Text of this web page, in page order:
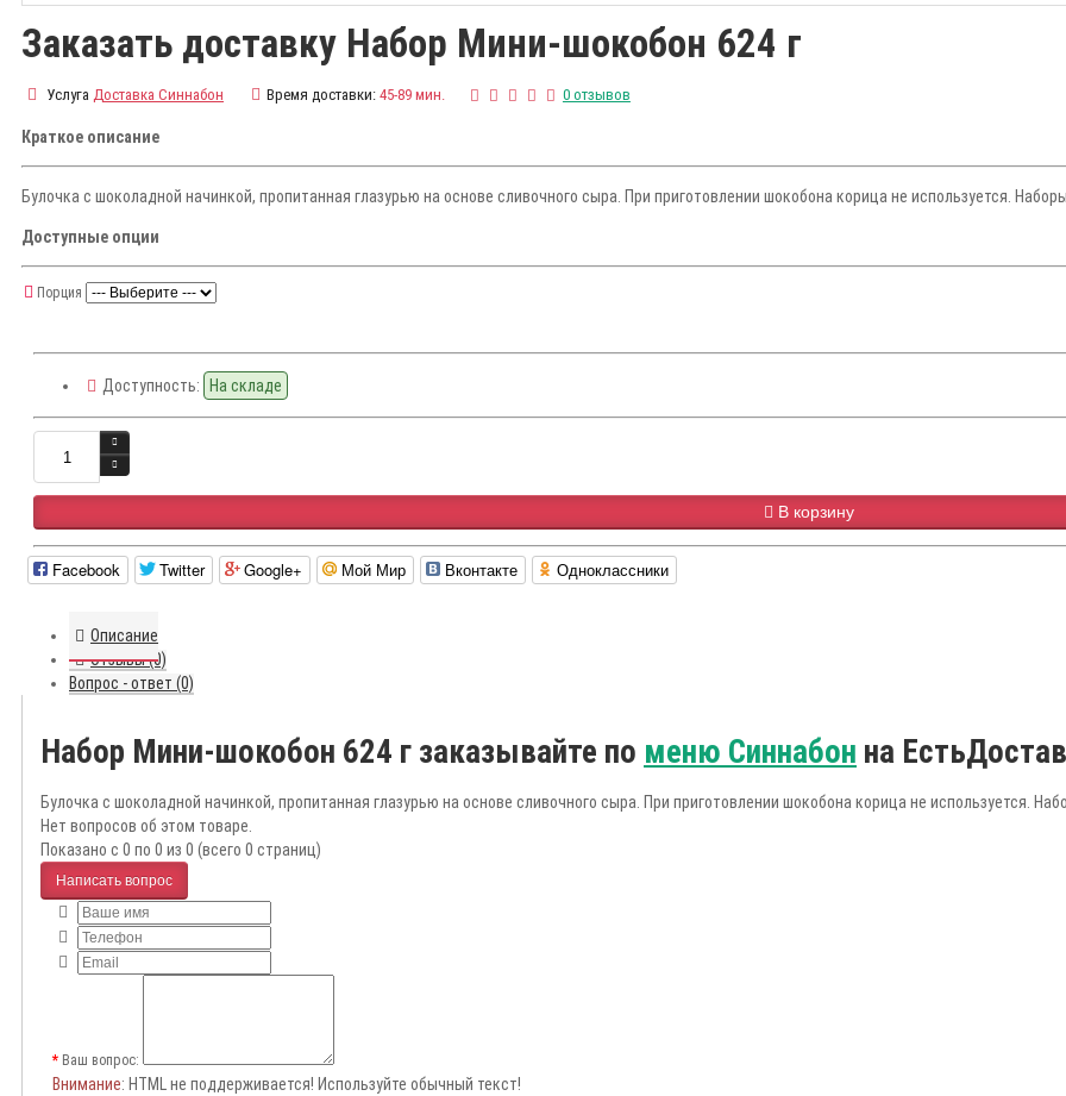
Заказать доставку Набор Мини-шокобон 624 г
Услуга Доставка Синнабон Время доставки: 45-89 мин. 0 отзывов
Краткое описание
Булочка с шоколадной начинкой, пропитанная глазурью на основе сливочного сыра. При приготовлении шокобона корица не используется.
Доступные опции
Порция
Доступность: На складе
В корзину
Facebook Twitter Google+ Мой Мир Вконтакте Одноклассники
Описание
Отзывы (0)
Вопрос - ответ (0)
Набор Мини-шокобон 624 г заказывайте по меню Синнабон на
Булочка с шоколадной начинкой, пропитанная глазурью на основе сливочного сыра. При приготовлении шокобона корица не используется.
Нет вопросов об этом товаре.
Показано с 0 по 0 из 0 (всего 0 страниц)
Написать вопрос
Ваш вопрос:
Внимание: HTML не поддерживается! Используйте обычный текст!